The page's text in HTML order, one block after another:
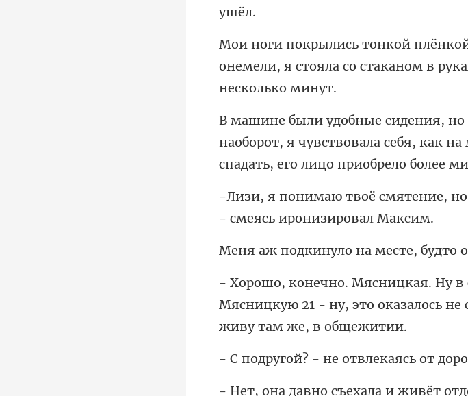
онемели, я стояла со стаканом в
наоборот, я чувствовала себя, как
месте, будто
Мясницкую 21 - ну, это оказалось не
влекаясь от